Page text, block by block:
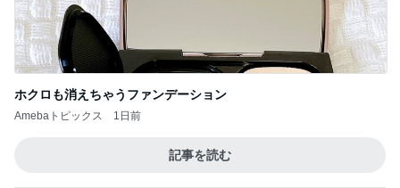
具材のバランスを見直してほしいパン
Amebaトピックス 13時間前
Amebaトピックス 1日前